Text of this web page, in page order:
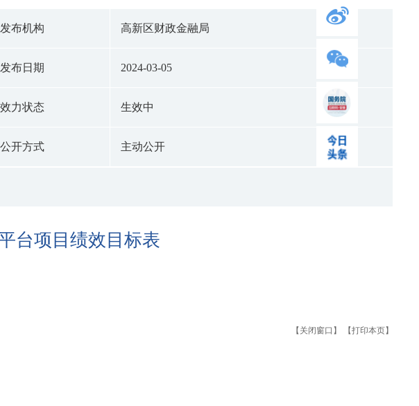
发布机构 高新区财政金融局
发布日期 2024-03-05
效力状态 生效中
公开方式 主动公开
台项目绩效目标表
【关闭窗口】
【打印本页】